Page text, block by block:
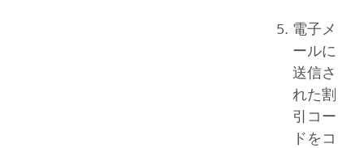
電子メ
ールに
送信さ
れた割
引コー
ドをコ